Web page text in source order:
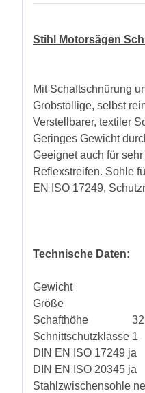
Stihl Motorsägen
Mit Schaftschnürung
Grobstollige, selbst
Verstellbarer, textiler
Geringes Gewicht
Geeignet auch für
Reflexstreifen. Sohle
EN ISO 17249,
Technische Daten:
Gewicht
Größe
Schafthöhe 32
Schnittschutzklasse 1
DIN EN ISO 17249 ja
DIN EN ISO 20345 ja
Stahlzwischensohle